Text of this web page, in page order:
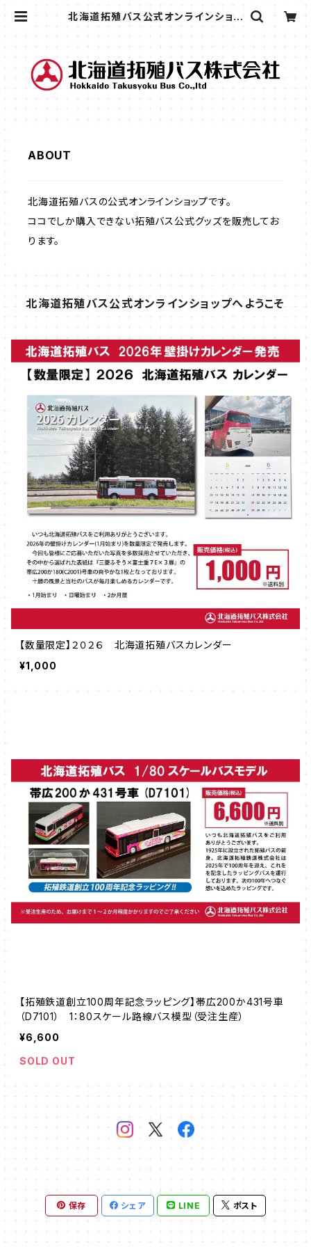
北海道拓殖バス公式オンラインショッ
ABOUT
北海道拓殖バスの公式オンラインショップです。
ココでしか購入できない拓殖バス公式グッズを販売してお
ります。
北海道拓殖バス公式オンラインショップへようこそ
【数量限定】２０２６ 北海道拓殖バスカレンダー
¥1,000
【拓殖鉄道創立100周年記念ラッピング】帯広200か431号車
（D7101） 1：80スケール路線バス模型（受注生産）
¥6,600
SOLD OUT
保存 シェア LINE ポスト